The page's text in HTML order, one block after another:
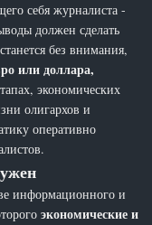
себя журналиста -
должен сделать
без внимания,
или доллара,
экономических
олигархов и
оперативно
информационного и
экономические и